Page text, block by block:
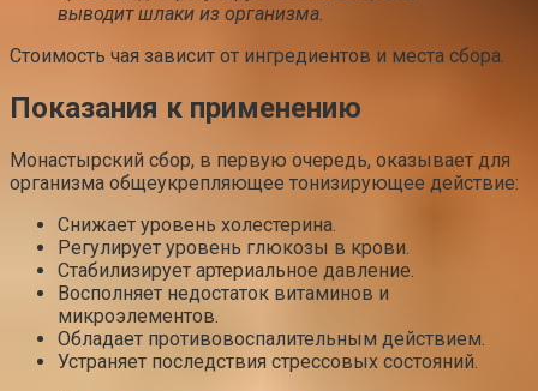
выводит шлаки из организма.
Стоимость чая зависит от ингредиентов и места сбора.
Показания к применению
Монастырский сбор, в первую очередь, оказывает для
организма общеукрепляющее тонизирующее действие:
Снижает уровень холестерина.
Регулирует уровень глюкозы в крови.
Стабилизирует артериальное давление.
Восполняет недостаток витаминов и
микроэлементов.
Обладает противовоспалительным действием.
Устраняет последствия стрессовых состояний.